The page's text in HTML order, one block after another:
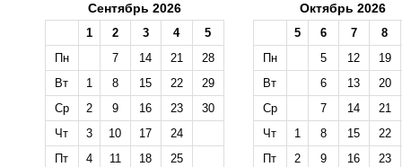
Сентябрь 2026
1 2 3 4
5
Пн
7 14 21
28
Вт
1 8 15 22
29
Ср
2 9 16 23
30
Чт
3 10 17
24
Пт
4 11 18
25
Октябрь 2026
5 6 7
8
Пн
5 12
19
Вт
6 13
20
Ср
7 14
21
Чт
1 8 15
22
Пт
2 9 16
23